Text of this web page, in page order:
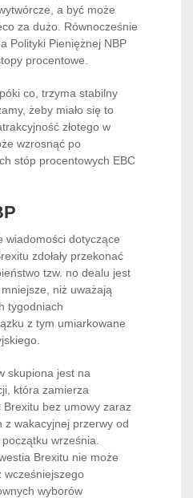
a być może
za dużo. Równocześnie
Polityki Pieniężnej NBP
procentowe.
co, trzyma stabilny
żeby miało się to
złotego w
wzrosnąć po
stóp procentowych EBC
wiadomości dotyczące
zdołały przekonać
tzw. no dealu jest
niż uważają
tygodniach
z tym umiarkowane
skupiona jest na
która zamierza
bez umowy zaraz
z wakacyjnej przerwy od
września.
Brexitu nie może
wcześniejszego
wyborów